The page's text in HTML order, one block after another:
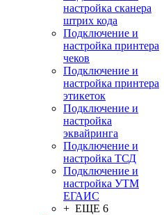
настройка сканера
штрих кода
Подключение и
настройка принтера
чеков
Подключение и
настройка принтера
этикеток
Подключение и
настройка
эквайринга
Подключение и
настройка ТСД
Подключение и
настройка УТМ
ЕГАИС
+ ЕЩЕ 6